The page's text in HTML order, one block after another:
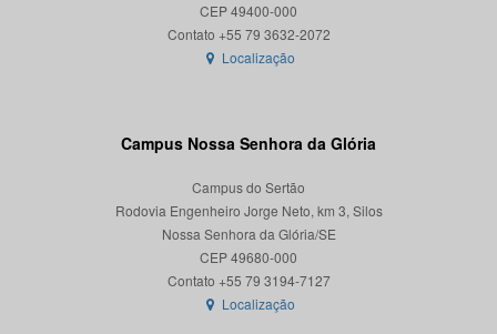
CEP 49400-000
Localização
Campus Nossa Senhora da Glória
Campus do Sertão
Rodovia Engenheiro Jorge Neto, km 3, Silos
Nossa Senhora da Glória/SE
CEP 49680-000
Contato +55 79 3194-7127
Localização